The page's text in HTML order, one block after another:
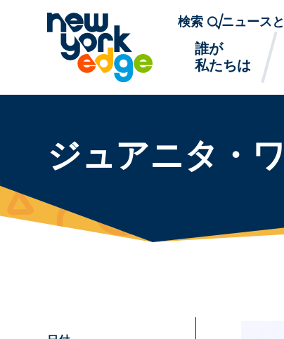
メインコンテンツへスキップ
検索 ニュース
誰が
私たちは
ジュアニタ・